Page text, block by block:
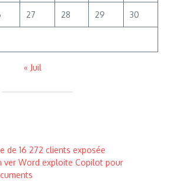
27 28 29 30
« Juil
de 16 272 clients exposée
ver Word exploite Copilot pour